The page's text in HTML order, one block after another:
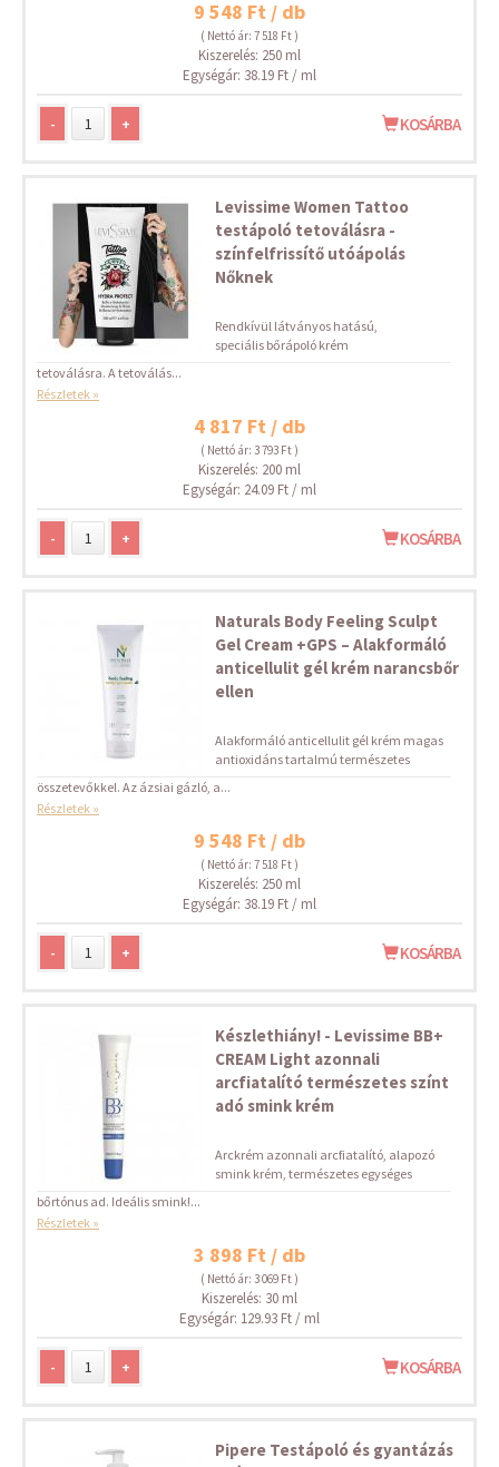
9 548 Ft / db
( Nettó ár: 7 518 Ft )
Kiszerelés: 250 ml
Egységár: 38.19 Ft / ml
- + KOSÁRBA
Levissime Women Tattoo
testápoló tetoválásra -
színfelfrissítő utóápolás
Nőknek
Rendkívül látványos hatású,
speciális bőrápoló krém
tetoválásra. A tetoválás...
Részletek »
4 817 Ft / db
( Nettó ár: 3 793 Ft )
Kiszerelés: 200 ml
Egységár: 24.09 Ft / ml
- + KOSÁRBA
Naturals Body Feeling Sculpt
Gel Cream +GPS – Alakformáló
anticellulit gél krém narancsbőr
ellen
Alakformáló anticellulit gél krém magas
antioxidáns tartalmú természetes
összetevőkkel. Az ázsiai gázló, a...
Részletek »
9 548 Ft / db
( Nettó ár: 7 518 Ft )
Kiszerelés: 250 ml
Egységár: 38.19 Ft / ml
- + KOSÁRBA
Készlethiány! - Levissime BB+
CREAM Light azonnali
arcfiatalító természetes színt
adó smink krém
Arckrém azonnali arcfiatalító, alapozó
smink krém, természetes egységes
bőrtónus ad. Ideális smink!...
Részletek »
3 898 Ft / db
( Nettó ár: 3 069 Ft )
Kiszerelés: 30 ml
Egységár: 129.93 Ft / ml
- + KOSÁRBA
Pipere Testápoló és gyantázás